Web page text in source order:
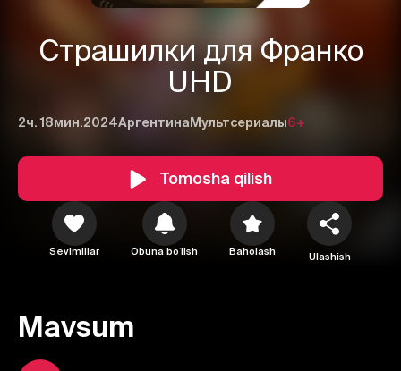
Страшилки для Франко
UHD
2ч. 18мин.2024Аргентина Мультсериалы6+
Tomosha qilish
Sevimlilar Obuna boʻlish Baholash Ulashish
Mavsum